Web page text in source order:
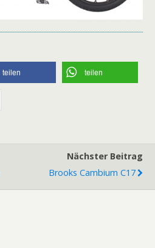
teilen teilen
Nächster Beitrag
Brooks Cambium C17